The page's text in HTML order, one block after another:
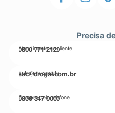
Precisa
Atendimento ao cliente
0800 771 2120
Entre em contato
sac@drogal.com.br
Compre pelo telefone
0800 347 0000